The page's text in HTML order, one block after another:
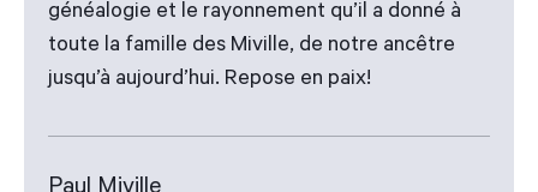
généalogie et le rayonnement qu’il a donné à
toute la famille des Miville, de notre ancêtre
jusqu’à aujourd’hui. Repose en paix!